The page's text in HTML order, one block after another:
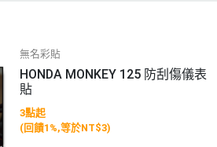
無名彩貼
HONDA MONKEY 125 防刮傷儀表
貼
3點起
(回饋1%,等於NT$3)